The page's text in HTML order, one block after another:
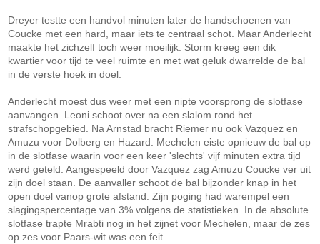
Dreyer testte een handvol minuten later de handschoenen van
Coucke met een hard, maar iets te centraal schot. Maar Anderlecht
maakte het zichzelf toch weer moeilijk. Storm kreeg een dik
kwartier voor tijd te veel ruimte en met wat geluk dwarrelde de bal
in de verste hoek in doel.
Anderlecht moest dus weer met een nipte voorsprong de slotfase
aanvangen. Leoni schoot over na een slalom rond het
strafschopgebied. Na Arnstad bracht Riemer nu ook Vazquez en
Amuzu voor Dolberg en Hazard. Mechelen eiste opnieuw de bal op
in de slotfase waarin voor een keer 'slechts' vijf minuten extra tijd
werd geteld. Aangespeeld door Vazquez zag Amuzu Coucke ver uit
zijn doel staan. De aanvaller schoot de bal bijzonder knap in het
open doel vanop grote afstand. Zijn poging had warempel een
slagingspercentage van 3% volgens de statistieken. In de absolute
slotfase trapte Mrabti nog in het zijnet voor Mechelen, maar de zes
op zes voor Paars-wit was een feit.